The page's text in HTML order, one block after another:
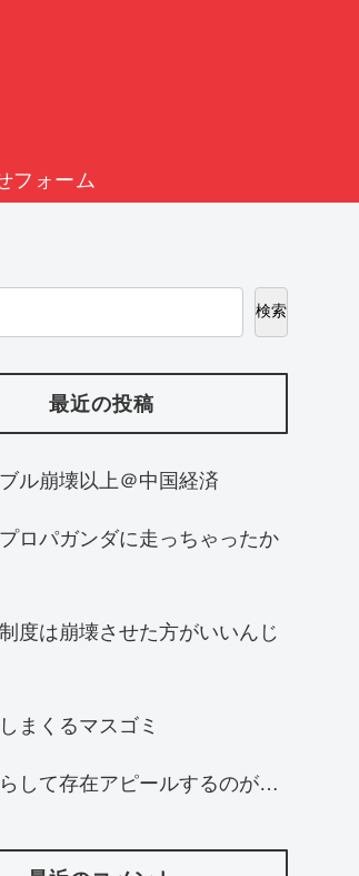
フォーム
検索
最近の投稿
ル崩壊以上＠中国経済
ロパガンダに走っちゃったか
度は崩壊させた方がいいんじ
まくるマスゴミ
して存在アピールするのが…